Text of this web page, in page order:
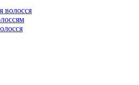
волосся